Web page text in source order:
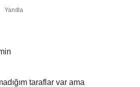
Yanıtla
taraflar var ama